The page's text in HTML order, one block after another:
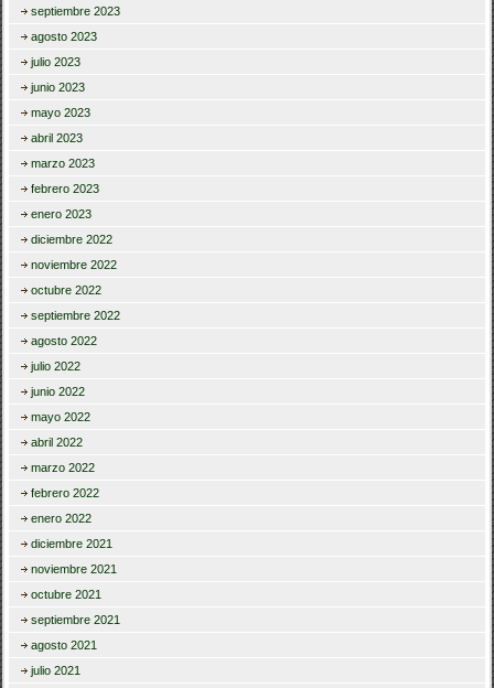
septiembre 2023
agosto 2023
julio 2023
junio 2023
mayo 2023
abril 2023
marzo 2023
febrero 2023
enero 2023
diciembre 2022
noviembre 2022
octubre 2022
septiembre 2022
agosto 2022
julio 2022
junio 2022
mayo 2022
abril 2022
marzo 2022
febrero 2022
enero 2022
diciembre 2021
noviembre 2021
octubre 2021
septiembre 2021
agosto 2021
julio 2021